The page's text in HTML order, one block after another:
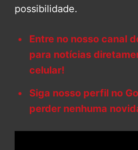
possibilidade.
Entre no nosso canal
para notícias
celular!
Siga nosso perfil no
perder nenhuma